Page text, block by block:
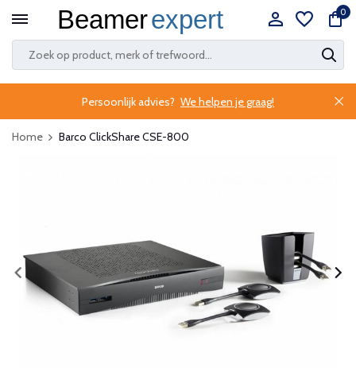
0
Persoonlijk advies? We helpen je graag!
Home Barco ClickShare CSE-800